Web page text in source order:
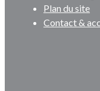
Plan du site
Contact &